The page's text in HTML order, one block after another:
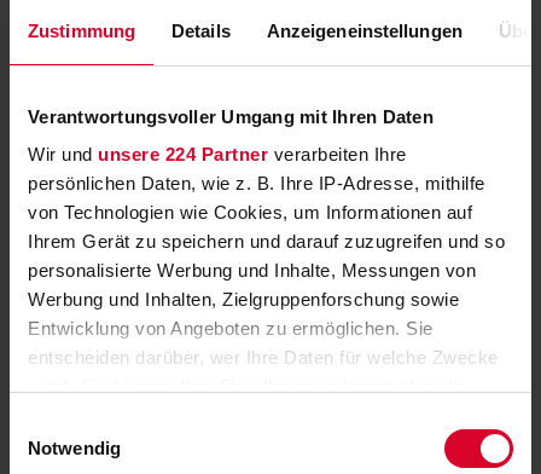
Zustimmung Details Anzeigeneinstellungen
Verantwortungsvoller Umgang mit Ihren Daten
Wir und unsere 224 Partner verarbeiten Ihre
persönlichen Daten, wie z. B. Ihre IP-Adresse, mithilfe
von Technologien wie Cookies, um Informationen auf
Ihrem Gerät zu speichern und darauf zuzugreifen und so
personalisierte Werbung und Inhalte, Messungen von
Werbung und Inhalten, Zielgruppenforschung sowie
Entwicklung von Angeboten zu ermöglichen. Sie
entscheiden darüber, wer Ihre Daten für welche Zwecke
Trigger Symbol ändern oder widerrufen
Notwendig
Mixed Martial
Arts
KAMPFSPORT
Vendetta Fight
Nights, #48, Teil 1
/2
Radsport:
Tour de
Pologne
RADSPORT
Männer
23:59
01:30
Snooker:
Shanghai
Masters
(Wh.)
SNOOKER
Finale
00:00
Zeit Titel Zeit Titel Zeit Titel
01:15
Lächeln!